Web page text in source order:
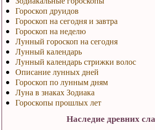
Гороскоп друидов
Гороскоп на сегодня и завтра
Гороскоп на неделю
Лунный гороскоп на сегодня
Лунный календарь
Лунный календарь стрижки волос
Описание лунных дней
Гороскоп по лунным дням
Луна в знаках Зодиака
Гороскопы прошлых лет
Наследие древних